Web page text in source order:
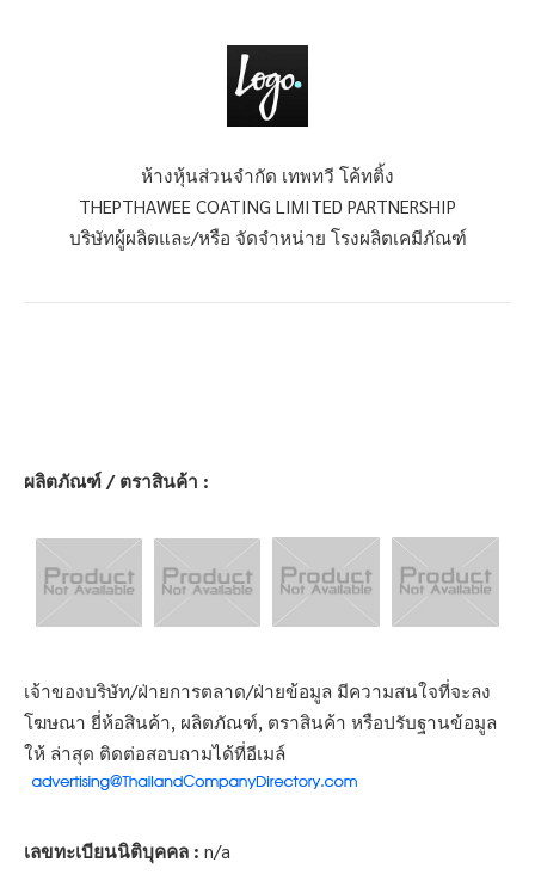
ห้างหุ้นส่วนจำกัด เทพทวี โค้ทติ้ง
THEPTHAWEE COATING LIMITED PARTNERSHIP
บริษัทผู้ผลิตและ/หรือ จัดจำหน่าย โรงผลิตเคมีภัณฑ์
ผลิตภัณฑ์ / ตราสินค้า :
เจ้าของบริษัท/ฝ่ายการตลาด/ฝ่ายข้อมูล มีความสนใจที่จะลง
โฆษณา ยี่ห้อสินค้า, ผลิตภัณฑ์, ตราสินค้า หรือปรับฐานข้อมูล
ให้ ล่าสุด ติดต่อสอบถามได้ที่อีเมล์
เลขทะเบียนนิติบุคคล : n/a